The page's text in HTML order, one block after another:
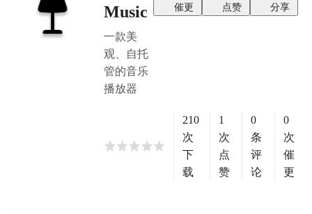
Music
一款美
观、自托
管的音乐
播放器
催更 点赞 分享
210
次
下
载
1
次
点
赞
0
条
评
论
0
次
催
更